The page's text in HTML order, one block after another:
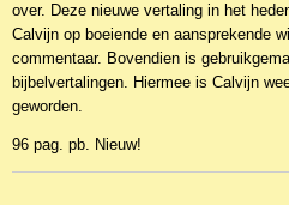
over. Deze nieuwe vertaling in het
Calvijn op boeiende en aansprekende
commentaar. Bovendien is
bijbelvertalingen. Hiermee is Calvijn
geworden.
96 pag. pb. Nieuw!